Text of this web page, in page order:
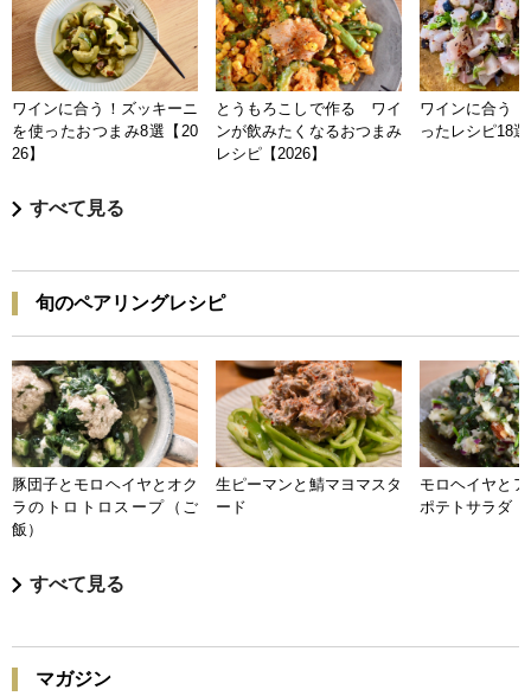
ワインに合う！ズッキーニ
を使ったおつまみ8選【20
26】
とうもろこしで作る ワイ
ンが飲みたくなるおつまみ
レシピ【2026】
ワインに合う
ったレシピ18
すべて見る
旬のペアリングレシピ
豚団子とモロヘイヤとオク
ラのトロトロスープ（ご
飯）
生ピーマンと鯖マヨマスタ
ード
モロヘイヤと
ポテトサラダ
すべて見る
マガジン